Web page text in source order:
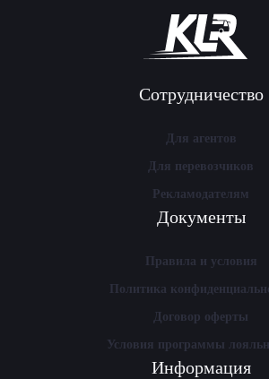
Сотрудничество
Для агентов
Для перевозчиков
Рекламодателям
Документы
Правила и условия
Политика
Договор оферты
Условия программы
Информация